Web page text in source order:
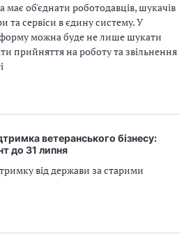
має об'єднати роботодавців, шукачів
та сервіси в єдину систему. У
можна буде не лише шукати
прийняття на роботу та звільнення
ветеранського бізнесу:
до 31 липня
від держави за старими